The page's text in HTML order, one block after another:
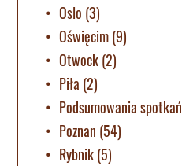
Oslo (3)
Oświęcim(9)
Otwock(2)
Piła (2)
Podsumowania spotkań
Poznan (54)
Rybnik(5)